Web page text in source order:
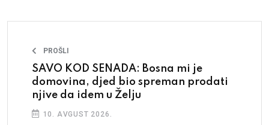
PROŠLI
SAVO KOD SENADA: Bosna mi je
domovina, djed bio spreman prodati
njive da idem u Želju
10. AVGUST 2026.